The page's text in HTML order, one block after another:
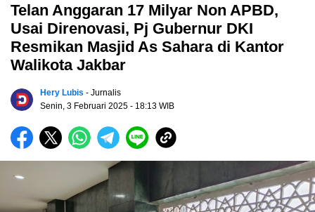
Telan Anggaran 17 Milyar Non APBD,
Usai Direnovasi, Pj Gubernur DKI
Resmikan Masjid As Sahara di Kantor
Walikota Jakbar
Hery Lubis - Jurnalis
Senin, 3 Februari 2025 - 18:13 WIB